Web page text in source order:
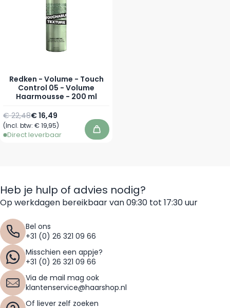
Redken - Volume - Touch
Control 05 - Volume
Haarmousse - 200 ml
Speciale prijs
€ 16,49
Normale prijs
€ 22,48
(Incl. btw: € 19,95)
Direct leverbaar In winkelwagen
Heb je hulp of advies nodig?
Op werkdagen bereikbaar van 09:30 tot 17:30 uur
Bel ons
+31 (0) 26 321 09 66
Misschien een appje?
+31 (0) 26 321 09 66
Via de mail mag ook
klantenservice@haarshop.nl
Of liever zelf zoeken